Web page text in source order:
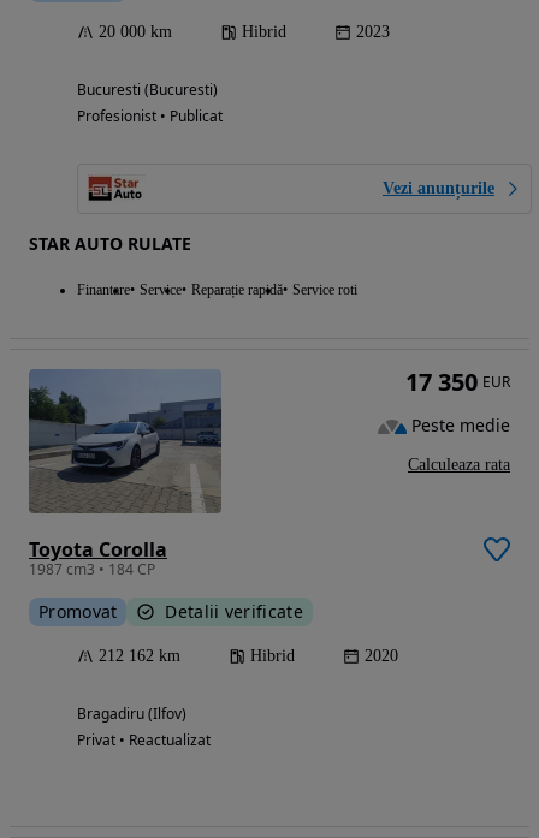
20 000 km Hibrid 2023
Bucuresti (Bucuresti)
Profesionist • Publicat
Vezi anunțurile
STAR AUTO RULATE
Finantare Service Reparație rapidă Service roti
Toyota Corolla
1987 cm3 • 184 CP
Promovat Detalii verificate
212 162 km Hibrid 2020
Bragadiru (Ilfov)
Privat • Reactualizat
17 350 EUR
Peste medie
Calculeaza rata